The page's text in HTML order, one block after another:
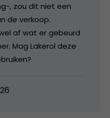
, zou dit niet een
de verkoop.
af wat er gebeurd
Mag Lakerol deze